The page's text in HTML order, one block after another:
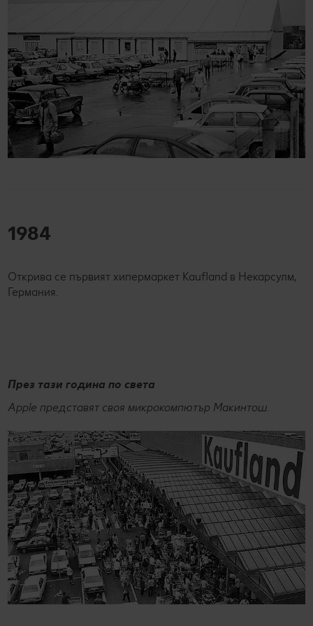
1984
Открива се първият хипермаркет Kaufland в Некарсулм,
Германия.
През тази година по света
Apple представят своя микрокомпютър Макинтош.